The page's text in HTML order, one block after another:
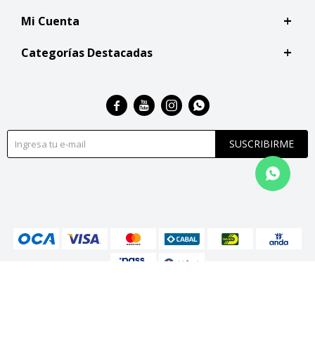
Mi Cuenta
Categorías Destacadas
SUSCRIBIRME
   